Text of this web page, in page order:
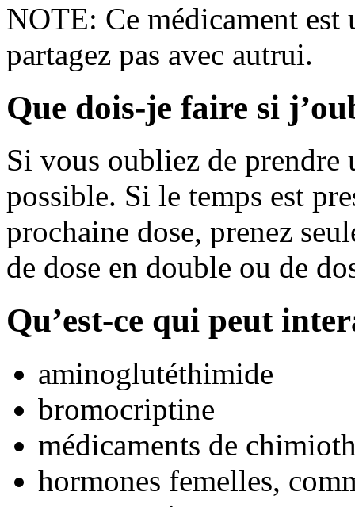
NOTE: Ce médicament
partagez pas avec autrui.
Que dois-je faire si
Si vous oubliez de prendre
possible. Si le temps est
prochaine dose, prenez
de dose en double ou de
Qu’est-ce qui peut
aminoglutéthimide
bromocriptine
médicaments de
hormones femelles,